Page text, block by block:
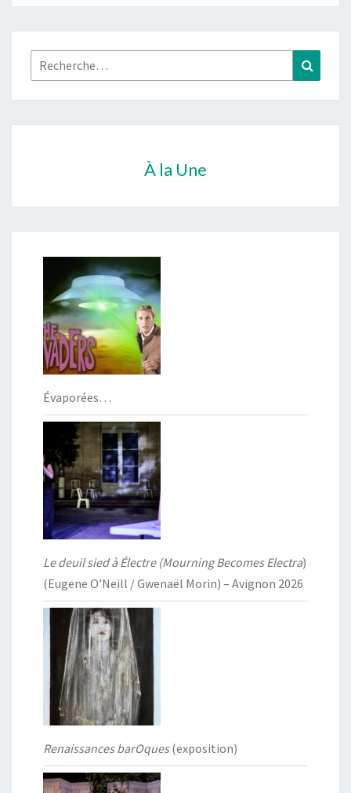
Rechercher :
À la Une
Évaporées…
Le deuil sied à Électre (Mourning Becomes Electra)
(Eugene O’Neill / Gwenaël Morin) – Avignon 2026
Renaissances barOques(exposition)